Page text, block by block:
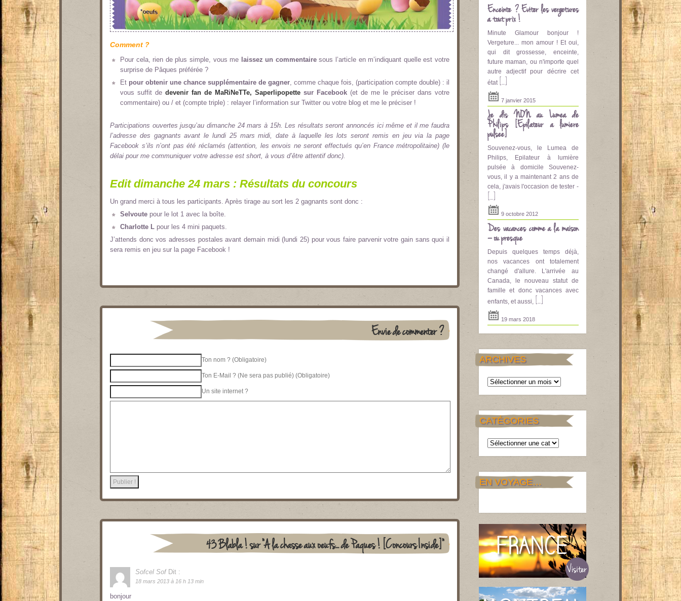
Comment ?
Pour cela, rien de plus simple, vous me laissez un commentairesous l’article en m’indiquant quelle est votre
surprise de Pâques préférée ?
Et pour obtenir une chance supplémentaire de gagner, comme chaque fois, (participation compte double) : il
vous suffit de devenir fan de MaRiNeTTe, Saperlipopette sur Facebook (et de me le préciser dans votre
commentaire) ou / et (compte triple) : relayer l’information sur Twitter ou votre blog et me le préciser !
Participations ouvertes jusqu’au dimanche 24 mars à 15h. Les résultats seront annoncés ici même et il me faudra
l’adresse des gagnants avant le lundi 25 mars midi, date à laquelle les lots seront remis en jeu via la page
Facebook s’ils n’ont pas été réclamés (attention, les envois ne seront effectués qu’en France métropolitaine) (le
délai pour me communiquer votre adresse est short, à vous d’être attentif donc).
Edit dimanche 24 mars : Résultats du concours
Un grand merci à tous les participants. Après tirage au sort les 2 gagnants sont donc :
Selvoute pour le lot 1 avec la boîte.
Charlotte L pour les 4 mini paquets.
J’attends donc vos adresses postales avant demain midi (lundi 25) pour vous faire parvenir votre gain sans quoi il
sera remis en jeu sur la page Facebook !
Envie de commenter ?
Ton nom ? (Obligatoire)
Ton E-Mail ? (Ne sera pas publié) (Obligatoire)
Un site internet ?
43 Blabla ! sur "A la chasse aux oeufs… de Paques ! [Concours Inside]"
Sofcel Sof Dit :
18 mars 2013 à 16 h 13 min
bonjour
Enceinte ? Eviter les vergetures
à tout prix !
Minute Glamour bonjour !
Vergeture... mon amour ! Et oui,
qui dit grossesse, enceinte,
future maman, ou n'importe quel
autre adjectif pour décrire cet
état [...]
7 janvier 2015
Je dis NON au Lumea de
Philips [Epilateur a lumière
pulsee]
Souvenez-vous, le Lumea de
Philips, Epilateur à lumière
pulsée à domicile Souvenez-
vous, il y a maintenant 2 ans de
cela, j'avais l'occasion de tester -
[...]
9 octobre 2012
Des vacances comme à la maison
– ou presque
Depuis quelques temps déjà,
nos vacances ont totalement
changé d'allure. L'arrivée au
Canada, le nouveau statut de
famille et donc vacances avec
enfants, et aussi, [...]
19 mars 2018
ARCHIVES
Archives
CATÉGORIES
Catégories
EN VOYAGE…